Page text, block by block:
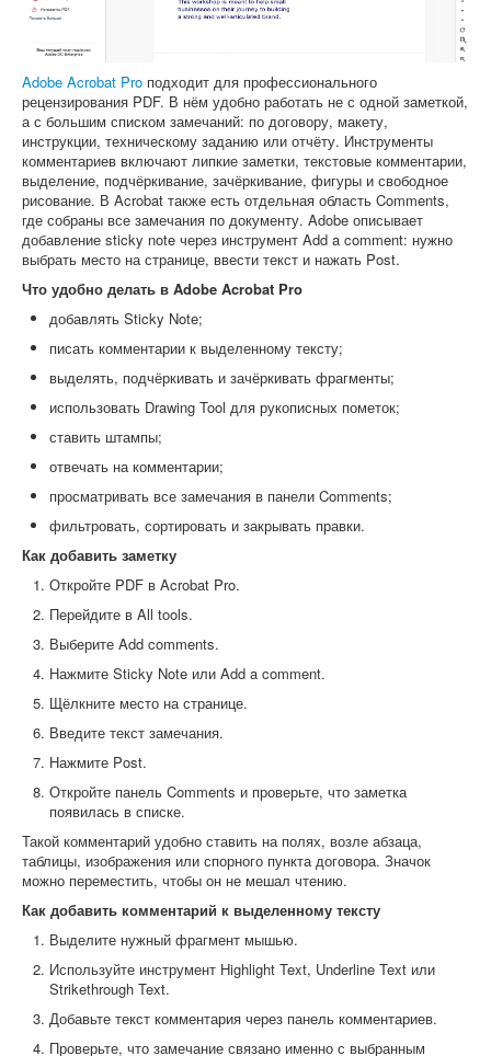
Adobe Acrobat Pro подходит для профессионального
рецензирования PDF. В нём удобно работать не с одной заметкой,
а с большим списком замечаний: по договору, макету,
инструкции, техническому заданию или отчёту. Инструменты
комментариев включают липкие заметки, текстовые комментарии,
выделение, подчёркивание, зачёркивание, фигуры и свободное
рисование. В Acrobat также есть отдельная область Comments,
где собраны все замечания по документу. Adobe описывает
добавление sticky note через инструмент Add a comment: нужно
выбрать место на странице, ввести текст и нажать Post.
Что удобно делать в Adobe Acrobat Pro
добавлять Sticky Note;
писать комментарии к выделенному тексту;
выделять, подчёркивать и зачёркивать фрагменты;
использовать Drawing Tool для рукописных пометок;
ставить штампы;
отвечать на комментарии;
просматривать все замечания в панели Comments;
фильтровать, сортировать и закрывать правки.
Как добавить заметку
Откройте PDF в Acrobat Pro.
Перейдите в All tools.
Выберите Add comments.
Нажмите Sticky Note или Add a comment.
Щёлкните место на странице.
Введите текст замечания.
Нажмите Post.
Откройте панель Comments и проверьте, что заметка
появилась в списке.
Такой комментарий удобно ставить на полях, возле абзаца,
таблицы, изображения или спорного пункта договора. Значок
можно переместить, чтобы он не мешал чтению.
Как добавить комментарий к выделенному тексту
Выделите нужный фрагмент мышью.
Используйте инструмент Highlight Text, Underline Text или
Strikethrough Text.
Добавьте текст комментария через панель комментариев.
Проверьте, что замечание связано именно с выбранным